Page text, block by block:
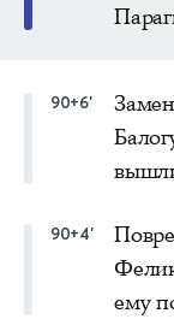
90+6'
90+4'
ему